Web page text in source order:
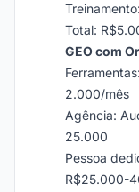
Total:
GEO com
2.000/mês
Agência:
25.000
Pessoa
R$25.000-